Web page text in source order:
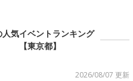
人気イベントランキング
【東京都】
2026/08/07 更新